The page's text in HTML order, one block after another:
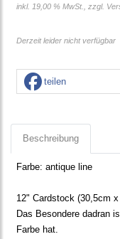
inkl. 19,00 % MwSt., zzgl.
Derzeit leider nicht verfügbar
teilen
Beschreibung
Farbe: antique line
12" Cardstock (30,5cm
Das Besondere dadran
Farbe hat.